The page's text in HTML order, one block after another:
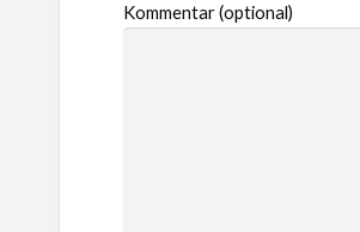
Kommentar (optional)